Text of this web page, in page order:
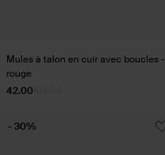
Mules à talon en cuir avec boucles -
rouge
42.00
- 30%